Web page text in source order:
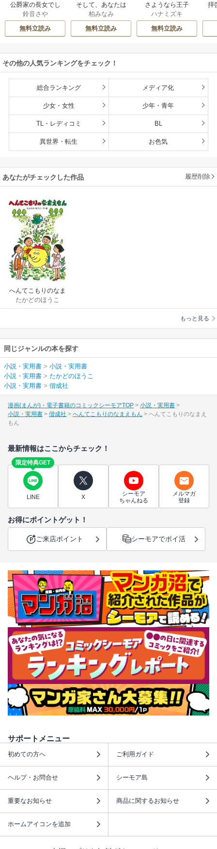
公爵家の長女でし
た
鈴音さや
無料立読み
そして、あなたは
私を捨てる
柏みなみ
無料立読み
さようなら王子
様、どうか私のこ
とは忘れてくださ
い
ハナミズキ
無料立読み
拝
その他の人気ランキングをチェック！
総合ランキング メディア化
少女・女性 少年・青年
TL・レディコミ BL
異世界・転生 お色気
あなたがチェックした作品 履歴削除
へんてこもりのなま
えもん
たかどのほうこ
もっと見る
同じジャンルの本を探す
小説・実用書 > 小説・実用書
小説・実用書 > たかどのほうこ
小説・実用書 > 偕成社
漫画(まんが)・電子書籍のコミックシーモアTOP
小説・実用書
小説・実用書
偕成社 へんてこもりのなまえもん
へんてこもりのなまえ
もん
最新情報はここからチェック！
限定特典GET
LINE X
シーモア
ちゃんねる
メルマガ
登録
お得にポイントゲット！
ご来店ポイント シーモアでポイ活
サポートメニュー
初めての方へ ご利用ガイド
ヘルプ・お問合せ シーモア島
重要なお知らせ 商品に関するお知らせ
ホームアイコンを追加